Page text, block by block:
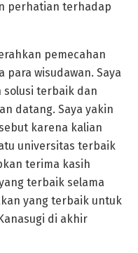
perhatian terhadap
pemecahan
wisudawan. Saya
solusi terbaik dan
datang. Saya yakin
karena kalian
universitas terbaik
terima kasih
terbaik selama
yang terbaik untuk
di akhir